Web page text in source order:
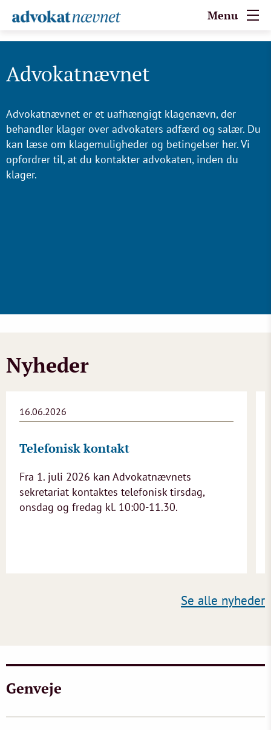
Menu
Advokatnævnet
Advokatnævnet er et uafhængigt klagenævn, der
behandler klager over advokaters adfærd og salær. Du
kan læse om klagemuligheder og betingelser her. Vi
opfordrer til, at du kontakter advokaten, inden du
klager.
Nyheder
16.06.2026
Telefonisk kontakt
Fra 1. juli 2026 kan Advokatnævnets
sekretariat kontaktes telefonisk tirsdag,
onsdag og fredag kl. 10:00-11.30.
Se alle nyheder
Genveje